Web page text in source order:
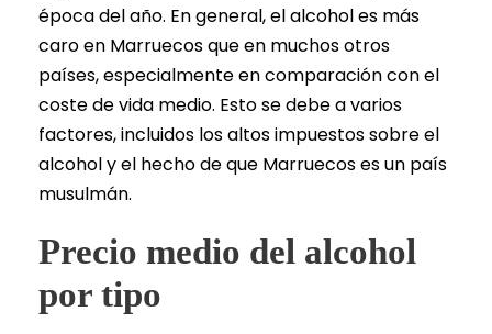
época del año. En general, el alcohol es más
caro en Marruecos que en muchos otros
países, especialmente en comparación con el
coste de vida medio. Esto se debe a varios
factores, incluidos los altos impuestos sobre el
alcohol y el hecho de que Marruecos es un país
musulmán.
Precio medio del alcohol
por tipo